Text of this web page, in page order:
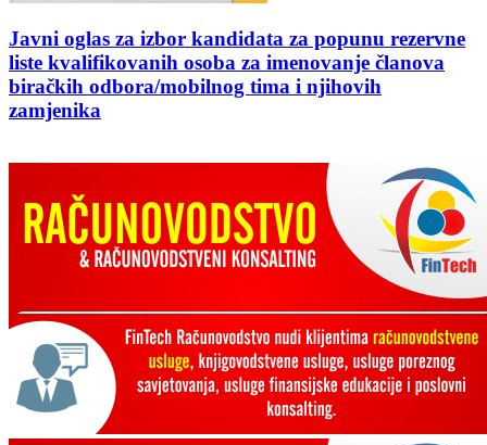
Javni oglas za izbor kandidata za popunu rezervne
liste kvalifikovanih osoba za imenovanje članova
biračkih odbora/mobilnog tima i njihovih
zamjenika